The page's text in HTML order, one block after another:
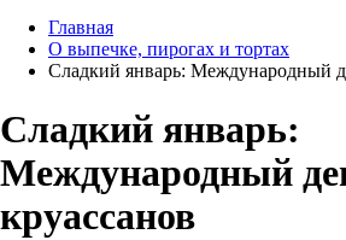
Главная
О выпечке, пирогах и тортах
Сладкий январь: Международный
Сладкий январь:
Международный
круассанов